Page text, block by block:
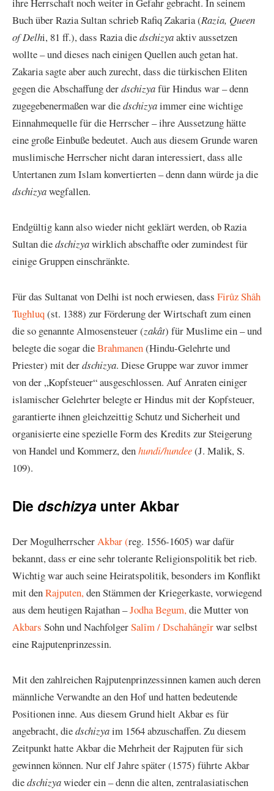
ihre Herrschaft noch weiter in Gefahr gebracht. In seinem
Buch über Razia Sultan schrieb Rafiq Zakaria (Razia, Queen
of Delhi, 81 ff.), dass Razia diedschizyaaktiv aussetzen
wollte – und dieses nach einigen Quellen auch getan hat.
Zakaria sagte aber auch zurecht, dass die türkischen Eliten
gegen die Abschaffung derdschizyafür Hindus war – denn
zugegebenermaßen war diedschizyaimmer eine wichtige
Einnahmequelle für die Herrscher – ihre Aussetzung hätte
eine große Einbuße bedeutet. Auch aus diesem Grunde waren
muslimische Herrscher nicht daran interessiert, dass alle
Untertanen zum Islam konvertierten – denn dann würde ja die
dschizyawegfallen.
Endgültig kann also wieder nicht geklärt werden, ob Razia
Sultan diedschizyawirklich abschaffte oder zumindest für
einige Gruppen einschränkte.
Für das Sultanat von Delhi ist noch erwiesen, dass Firûz Shâh
Tughluq(st. 1388) zur Förderung der Wirtschaft zum einen
die so genannte Almosensteuer (zakât) für Muslime ein – und
belegte die sogar dieBrahmanen(Hindu-Gelehrte und
Priester) mit derdschizya. Diese Gruppe war zuvor immer
von der „Kopfsteuer“ ausgeschlossen. Auf Anraten einiger
islamischer Gelehrter belegte er Hindus mit der Kopfsteuer,
garantierte ihnen gleichzeittig Schutz und Sicherheit und
organisierte eine spezielle Form des Kredits zur Steigerung
von Handel und Kommerz, denhundi/hundee(J. Malik, S.
109).
Die dschizya unter Akbar
Der MogulherrscherAkbar (reg. 1556-1605) war dafür
bekannt, dass er eine sehr tolerante Religionspolitik bet rieb.
Wichtig war auch seine Heiratspolitik, besonders im Konflikt
mit denRajputen,den Stämmen der Kriegerkaste, vorwiegend
aus dem heutigen Rajathan –Jodha Begum,die Mutter von
Akbars Sohn und NachfolgerSalîm / Dschahângîrwar selbst
eine Rajputenprinzessin.
Mit den zahlreichen Rajputenprinzessinnen kamen auch deren
männliche Verwandte an den Hof und hatten bedeutende
Positionen inne. Aus diesem Grund hielt Akbar es für
angebracht, diedschizyaim 1564 abzuschaffen. Zu diesem
Zeitpunkt hatte Akbar die Mehrheit der Rajputen für sich
gewinnen können. Nur elf Jahre später (1575) führte Akbar
diedschizyawieder ein – denn die alten, zentralasiatischen